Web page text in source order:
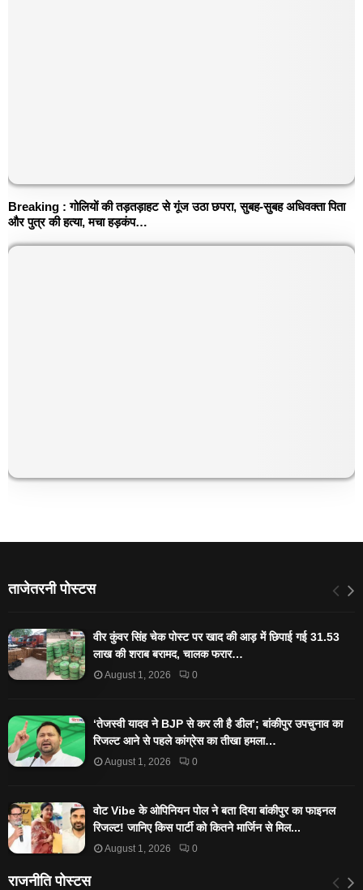
Breaking : गोलियों की तड़तड़ाहट से गूंज उठा छपरा, सुबह-सुबह अधिवक्ता पिता
और पुत्र की हत्या, मचा हड़कंप…
ताजेतरनी पोस्टस
वीर कुंवर सिंह चेक पोस्ट पर खाद की आड़ में छिपाई गई 31.53
लाख की शराब बरामद, चालक फरार…
August 1, 2026 0
‘तेजस्‍वी यादव ने BJP से कर ली है डील’; बांकीपुर उपचुनाव का
रिजल्‍ट आने से पहले कांग्रेस का तीखा हमला…
August 1, 2026 0
वोट Vibe के ओपिनियन पोल ने बता दिया बांकीपुर का फाइनल
रिजल्ट! जानिए किस पार्टी को कितने मार्जिन से मिल...
August 1, 2026 0
राजनीति पोस्टस